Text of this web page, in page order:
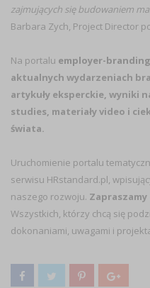
zajmujących się budowaniem
Barbara Zych, Project Director
Na portalu employer-
aktualnych wydarzeniach
artykuły eksperckie, wyniki
studies, materiały video i
świata.
Uruchomienie portalu
serwisu HRstandard.pl,
naszego rozwoju.
Wszystkich, którzy chcą się
dokonaniami, uwagami i